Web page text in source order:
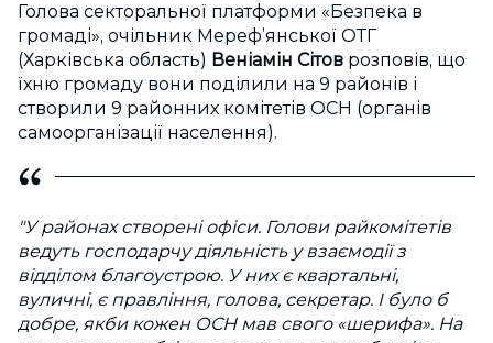
Голова секторальної платформи «Безпека в
громаді», очільник Мереф’янської ОТГ
(Харківська область) Веніамін Сітов розповів, що
їхню громаду вони поділили на 9 районів і
створили 9 районних комітетів ОСН (органів
самоорганізації населення).
"У районах створені офіси. Голови райкомітетів
ведуть господарчу діяльність у взаємодії з
відділом благоустрою. У них є квартальні,
вуличні, є правління, голова, секретар. І було б
добре, якби кожен ОСН мав свого «шерифа». На